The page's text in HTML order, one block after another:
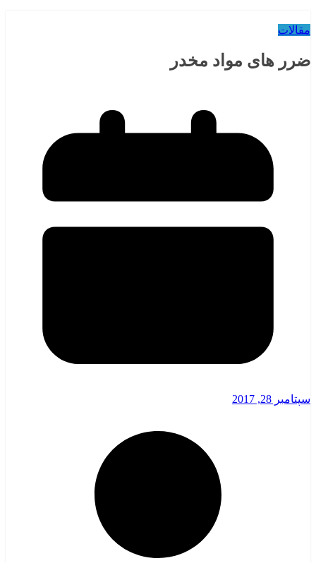
مقالات
ضرر های مواد مخدر
سپتامبر 28, 2017